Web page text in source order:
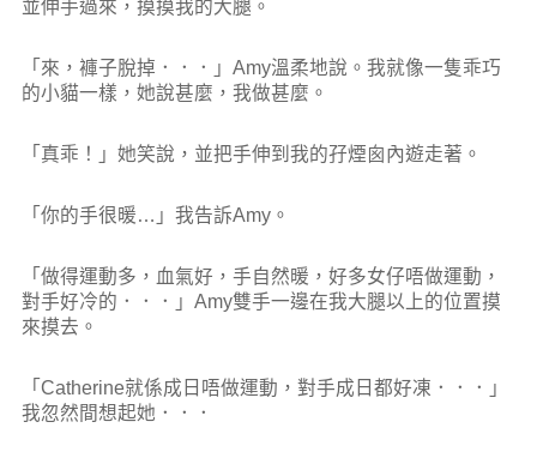
並伸手過來，摸摸我的大腿。
「來，褲子脫掉．．．」Amy溫柔地說。我就像一隻乖巧
的小貓一樣，她說甚麼，我做甚麼。
「真乖！」她笑說，並把手伸到我的孖煙囪內遊走著。
「你的手很暖…」我告訴Amy。
「做得運動多，血氣好，手自然暖，好多女仔唔做運動，
對手好冷的．．．」Amy雙手一邊在我大腿以上的位置摸
來摸去。
「Catherine就係成日唔做運動，對手成日都好凍．．．」
我忽然間想起她．．．